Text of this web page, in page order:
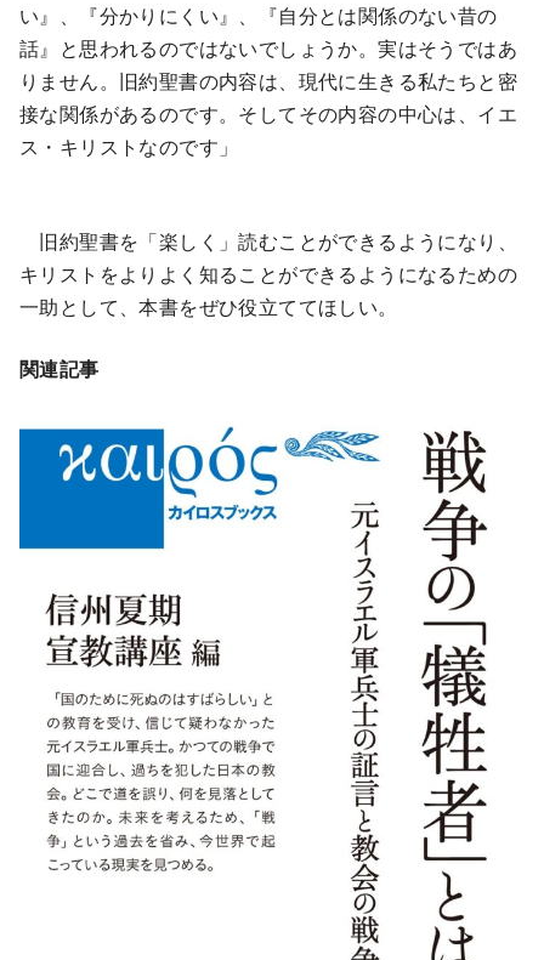
い』、『分かりにくい』、『自分とは関係のない昔の
話』と思われるのではないでしょうか。実はそうではあ
りません。旧約聖書の内容は、現代に生きる私たちと密
接な関係があるのです。そしてその内容の中心は、イエ
ス・キリストなのです」
旧約聖書を「楽しく」読むことができるようになり、
キリストをよりよく知ることができるようになるための
一助として、本書をぜひ役立ててほしい。
関連記事